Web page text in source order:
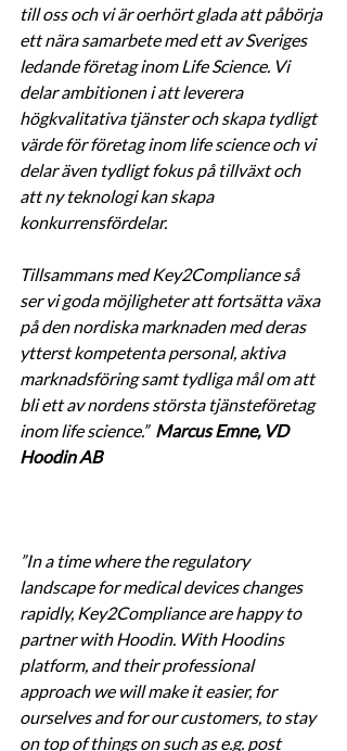
till oss och vi är oerhört glada att påbörja
ett nära samarbete med ett av Sveriges
ledande företag inom Life Science. Vi
delar ambitionen i att leverera
högkvalitativa tjänster och skapa tydligt
värde för företag inom life science och vi
delar även tydligt fokus på tillväxt och
att ny teknologi kan skapa
konkurrensfördelar.
Tillsammans med Key2Compliance så
ser vi goda möjligheter att fortsätta växa
på den nordiska marknaden med deras
ytterst kompetenta personal, aktiva
marknadsföring samt tydliga mål om att
bli ett av nordens största tjänsteföretag
inom life science.” Marcus Emne, VD
Hoodin AB
”In a time where the regulatory
landscape for medical devices changes
rapidly, Key2Compliance are happy to
partner with Hoodin. With Hoodins
platform, and their professional
approach we will make it easier, for
ourselves and for our customers, to stay
on top of things on such as e.g. post